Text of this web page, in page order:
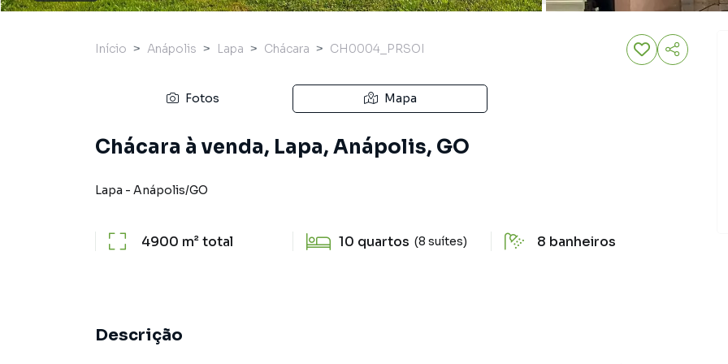
Início Anápolis Lapa Chácara CH0004_PRSOI
Fotos Mapa
Chácara à venda, Lapa, Anápolis, GO
Lapa - Anápolis/GO
4900 m²total 10 quartos (8 suítes) 8 banheiros
Descrição